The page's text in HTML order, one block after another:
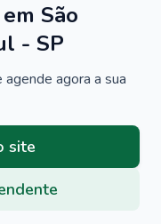
São
- SP
agora a sua
site